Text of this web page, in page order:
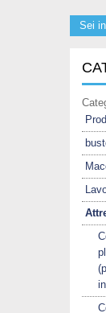
Sei in